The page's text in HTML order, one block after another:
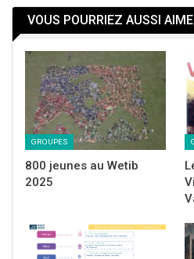
VOUS POURRIEZ AUSSI
GROUPES
800 jeunes au Wetib
2025